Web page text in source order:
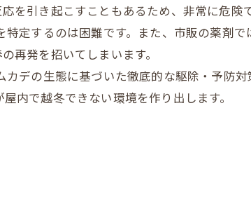
を引き起こすこともあるため、非常に危険で
定するのは困難です。また、市販の薬剤で
再発を招いてしまいます。
デの生態に基づいた徹底的な駆除・予防対
内で越冬できない環境を作り出します。